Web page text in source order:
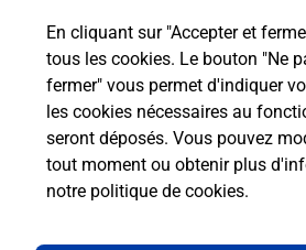
En cliquant sur "Accepter et
tous les cookies. Le bouton "Ne
fermer" vous permet d'indiquer
les cookies nécessaires au
seront déposés. Vous pouvez
tout moment ou obtenir plus
notre politique de cookies.
ROUSSE (20220) ? Découvrez
proposées par La Poste.
En savoir plus